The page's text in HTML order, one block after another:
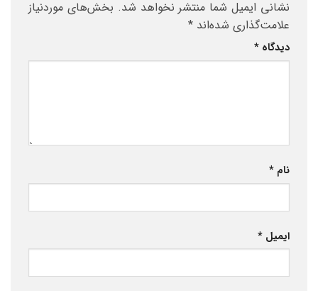
نشانی ایمیل شما منتشر نخواهد شد. بخش‌های موردنیاز
علامت‌گذاری شده‌اند *
دیدگاه *
نام *
ایمیل *